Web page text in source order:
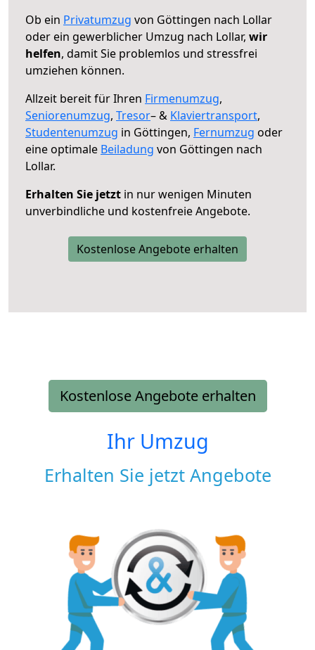
Ob ein Privatumzug von Göttingen nach Lollar
oder ein gewerblicher Umzug nach Lollar, wir
helfen, damit Sie problemlos und stressfrei
umziehen können.
Allzeit bereit für Ihren Firmenumzug,
Seniorenumzug, Tresor– & Klaviertransport,
Studentenumzug in Göttingen, Fernumzug oder
eine optimale Beiladung von Göttingen nach
Lollar.
Erhalten Sie jetzt in nur wenigen Minuten
unverbindliche und kostenfreie Angebote.
Kostenlose Angebote erhalten
Kostenlose Angebote erhalten
Ihr Umzug
Erhalten Sie jetzt Angebote